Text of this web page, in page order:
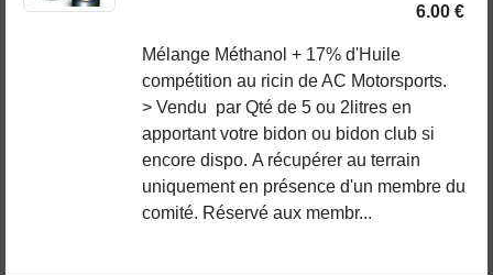
6.00 €
Mélange Méthanol + 17% d'Huile
compétition au ricin de AC Motorsports.
> Vendu par Qté de 5 ou 2litres en
apportant votre bidon ou bidon club si
encore dispo. A récupérer au terrain
uniquement en présence d'un membre du
comité. Réservé aux membr...